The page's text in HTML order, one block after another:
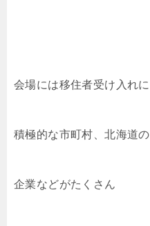
会場には移住者受け入れに
積極的な市町村、北海道の
企業などがたくさん